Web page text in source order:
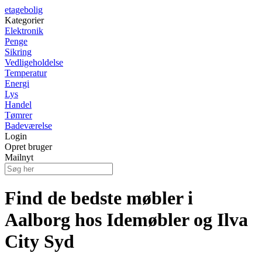
etagebolig
Kategorier
Elektronik
Penge
Sikring
Vedligeholdelse
Temperatur
Energi
Lys
Handel
Tømrer
Badeværelse
Login
Opret bruger
Mailnyt
Find de bedste møbler i
Aalborg hos Idemøbler og Ilva
City Syd